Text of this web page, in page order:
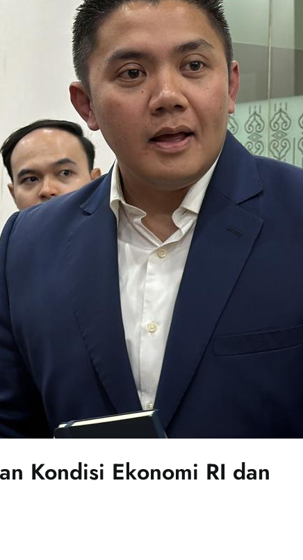
Kondisi Ekonomi RI dan